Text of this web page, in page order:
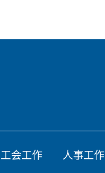
工会工作 人事工作